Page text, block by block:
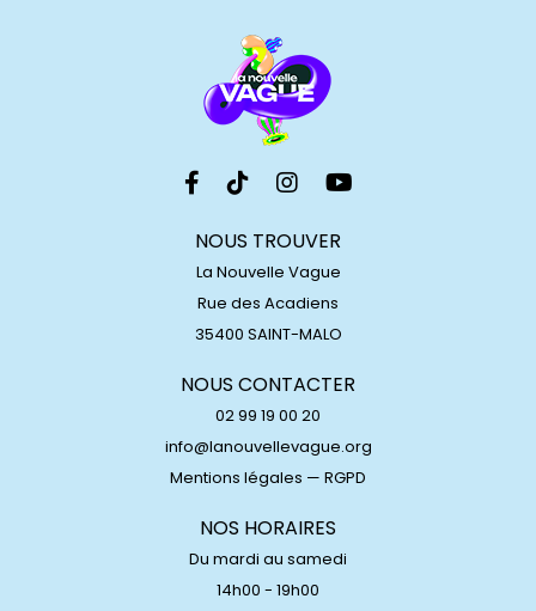
NOUS TROUVER
La Nouvelle Vague
Rue des Acadiens
35400 SAINT-MALO
NOUS CONTACTER
02 99 19 00 20
info@lanouvellevague.org
Mentions légales — RGPD
NOS HORAIRES
Du mardi au samedi
14h00 - 19h00